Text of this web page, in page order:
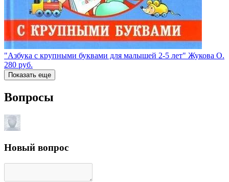
"Азбука с крупными буквами для малышей 2-5 лет" Жукова О.
280 руб.
Показать еще
Вопросы
Новый вопрос